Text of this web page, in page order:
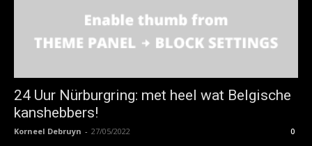
24 Uur Nürburgring: met heel wat Belgische
kanshebbers!
Korneel Debruyn - 27/05/2022 0